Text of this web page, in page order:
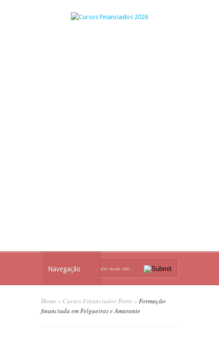
Navegação
Home » Cursos Financiados Porto » Formação
financiada em Felgueiras e Amarante